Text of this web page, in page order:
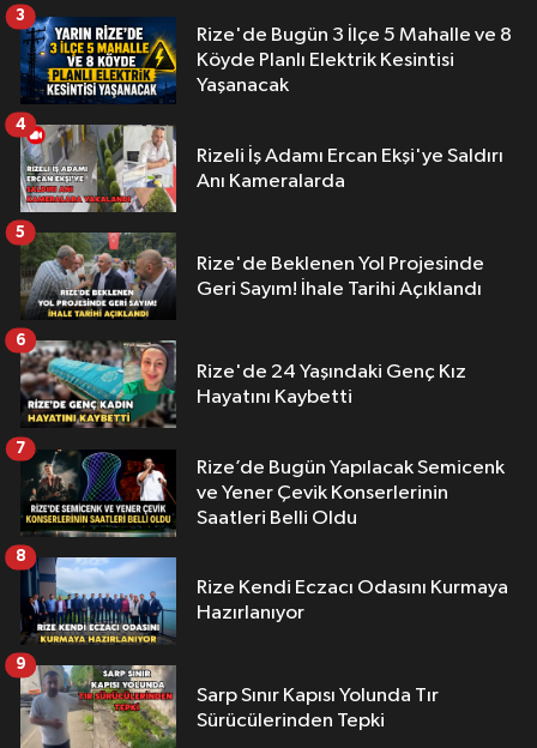
Rize'de Bugün 3 İlçe 5 Mahalle ve 8
Köyde Planlı Elektrik Kesintisi
Yaşanacak
3
Rizeli İş Adamı Ercan Ekşi'ye Saldırı
Anı Kameralarda
4
Rize'de Beklenen Yol Projesinde
Geri Sayım! İhale Tarihi Açıklandı
5
Rize'de 24 Yaşındaki Genç Kız
Hayatını Kaybetti
6
Rize’de Bugün Yapılacak Semicenk
ve Yener Çevik Konserlerinin
Saatleri Belli Oldu
7
Rize Kendi Eczacı Odasını Kurmaya
Hazırlanıyor
8
Sarp Sınır Kapısı Yolunda Tır
Sürücülerinden Tepki
9